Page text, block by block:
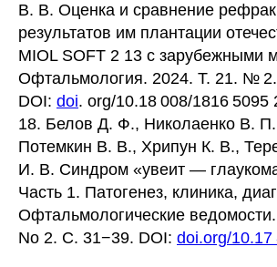
В. В. Оценка и сравнение
результатов им плантации
MIOL SOFT 2 13 с зарубежными
Офтальмология. 2024. Т. 21. №
DOI: doi. org/10.18 008/1816 5095
18. Белов Д. Ф., Николаенко В.
Потемкин В. В., Хрипун К. В.,
И. В. Синдром «увеит —
Часть 1. Патогенез, клиника,
Офтальмологические
No 2. С. 31−39. DOI: doi.org/